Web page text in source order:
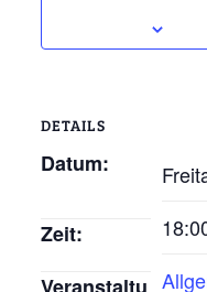
DETAILS
Datum:
Zeit: